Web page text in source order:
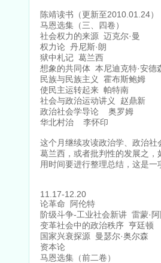
陈靖读书（更新至2010.01.24）
马恩选集（三、四卷）
社会权力的来源 迈克尔·曼
权力论 丹尼斯·朗
狱中札记 葛兰西
想象的共同体 本尼迪克特·安德
民族与民族主义 霍布斯鲍姆
使民主运转起来 帕特南
社会与政治运动讲义 赵鼎新
政治社会学导论 奥罗姆
华北村治 李怀印
这个月继续攻读政治学、政治
葛兰西，或者批判性的发展之
用时间要进行整理总结，这是
11.17-12.20
论革命 阿伦特
阶级斗争-工业社会新讲 雷蒙·
变革社会中的政治秩序 亨廷顿
国家兴衰探源 曼瑟尔·奥尔森
资本论
马恩选集（前二卷）